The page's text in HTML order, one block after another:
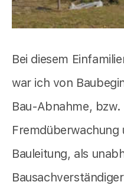
Bei diesem
war ich von
Bau-Abnahme,
Bauleitung, als